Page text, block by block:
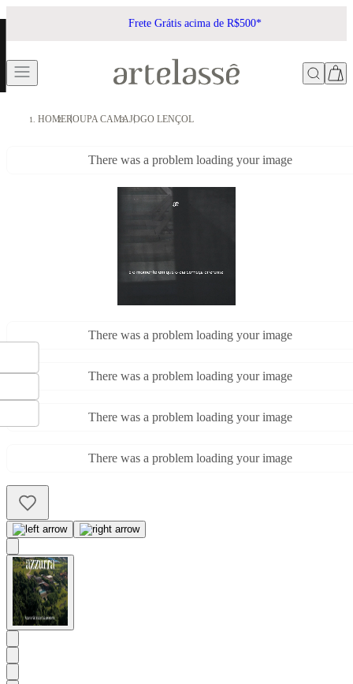
Frete Grátis acima de R$500*
HOMEROUPA CAMAJOGO LENÇOL
There was a problem loading your image
There was a problem loading your image
There was a problem loading your image
There was a problem loading your image
There was a problem loading your image